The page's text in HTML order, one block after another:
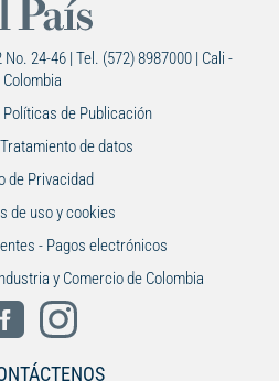
24-46 | Tel. (572) 8987000 | Cali -
Colombia
Políticas de Publicación
de datos
de Privacidad
de uso y cookies
- Pagos electrónicos
y Comercio de Colombia